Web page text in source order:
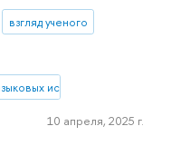
взгляд ученого
исследований
10 апреля, 2025 г.